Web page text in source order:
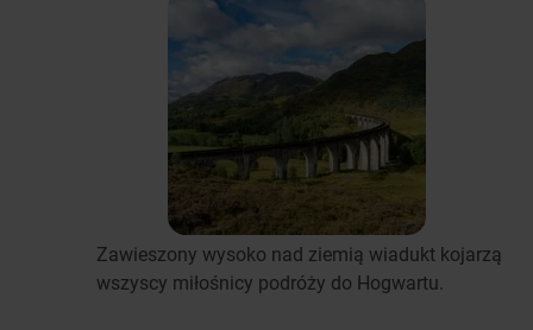
Zawieszony wysoko nad ziemią wiadukt kojarzą
wszyscy miłośnicy podróży do Hogwartu.